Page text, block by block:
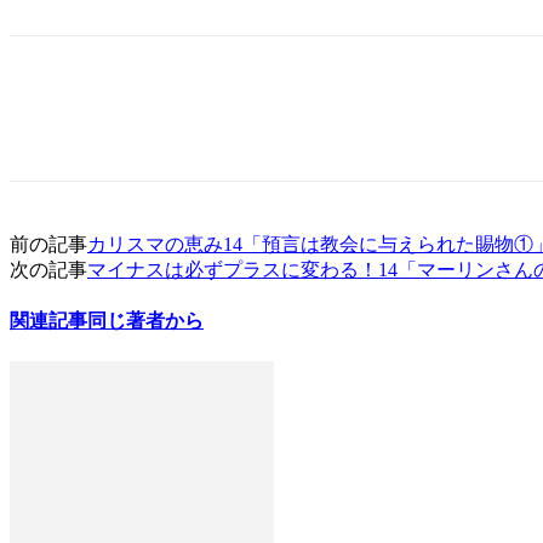
前の記事カリスマの恵み14「預言は教会に与えられた賜物①」
次の記事マイナスは必ずプラスに変わる！14「マーリンさん
関連記事同じ著者から